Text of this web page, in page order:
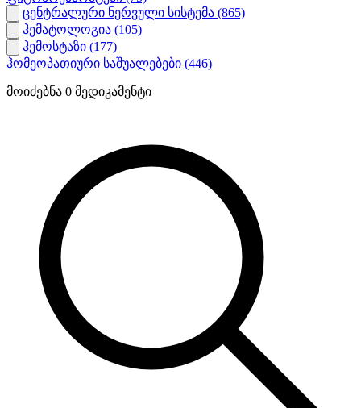
ცენტრალური ნერვული სისტემა (865)
ჰემატოლოგია (105)
ჰემოსტაზი (177)
ჰომეოპათიური საშუალებები (446)
მოიძებნა 0 მედიკამენტი